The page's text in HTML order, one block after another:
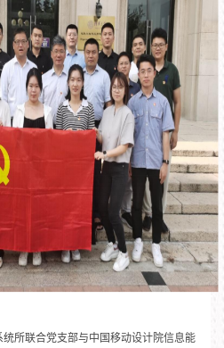
所联合党支部与中国移动设计院信息能